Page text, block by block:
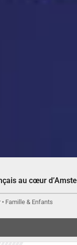
au cœur
Famille & Enfants